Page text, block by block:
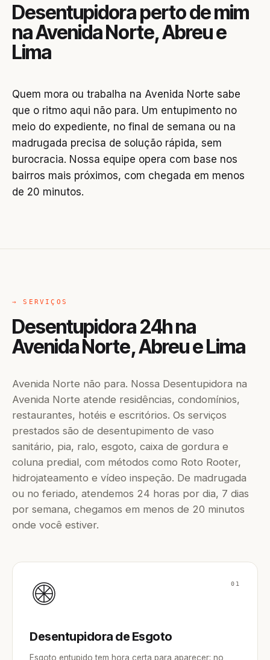
Desentupidora perto de mim
na Avenida Norte, Abreu e
Lima
Quem mora ou trabalha na Avenida Norte sabe
que o ritmo aqui não para. Um entupimento no
meio do expediente, no final de semana ou na
madrugada precisa de solução rápida, sem
burocracia. Nossa equipe opera com base nos
bairros mais próximos, com chegada em menos
de 20 minutos.
→ SERVIÇOS
Desentupidora 24h na
Avenida Norte, Abreu e Lima
Avenida Norte não para. Nossa Desentupidora na
Avenida Norte atende residências, condomínios,
restaurantes, hotéis e escritórios. Os serviços
prestados são de desentupimento de vaso
sanitário, pia, ralo, esgoto, caixa de gordura e
coluna predial, com métodos como Roto Rooter,
hidrojateamento e vídeo inspeção. De madrugada
ou no feriado, atendemos 24 horas por dia, 7 dias
por semana, chegamos em menos de 20 minutos
onde você estiver.
01
Desentupidora de Esgoto
Esgoto entupido tem hora certa para aparecer: no